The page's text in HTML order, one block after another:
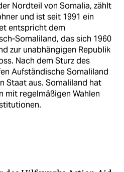
Nordteil von Somalia, zählt
und ist seit 1991 ein
entspricht dem
Somaliland, das sich 1960
zur unabhängigen Republik
Nach dem Sturz des
Aufständische Somaliland
Staat aus. Somaliland hat
mit regelmäßigen Wahlen